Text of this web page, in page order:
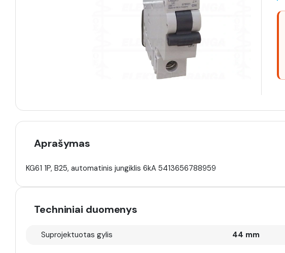
Aprašymas
KG61 1P, B25, automatinis jungiklis 6kA 5413656788959
Techniniai duomenys
Suprojektuotas gylis 44 mm